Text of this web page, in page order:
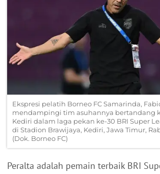
Ekspresi pelatih Borneo FC Samarinda,
mendampingi tim asuhannya bertandang
Kediri dalam laga pekan ke-30 BRI Super
di Stadion Brawijaya, Kediri, Jawa Timur,
(Dok. Borneo FC)
Peralta adalah pemain terbaik BRI